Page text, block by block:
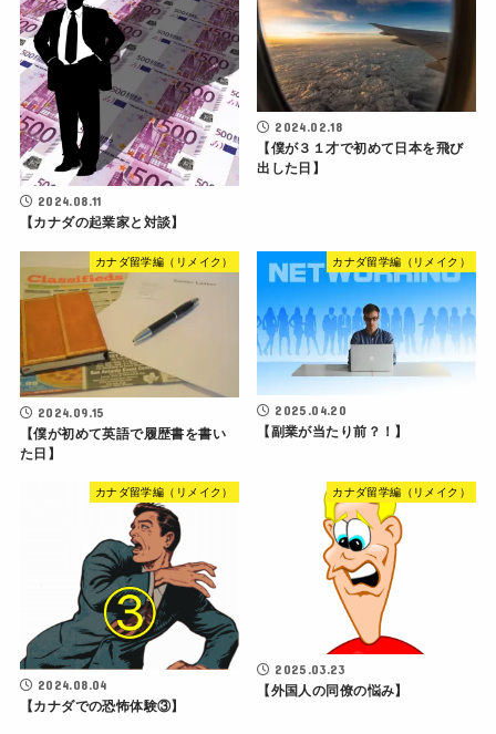
2024.08.11
【カナダの起業家と対談】
2024.02.18
【僕が３１才で初めて日本を飛び
出した日】
カナダ留学編（リメイク）
2024.09.15
【僕が初めて英語で履歴書を書い
た日】
カナダ留学編（リメイク）
2025.04.20
【副業が当たり前？！】
カナダ留学編（リメイク）
2024.08.04
【カナダでの恐怖体験③】
カナダ留学編（リメイク）
2025.03.23
【外国人の同僚の悩み】